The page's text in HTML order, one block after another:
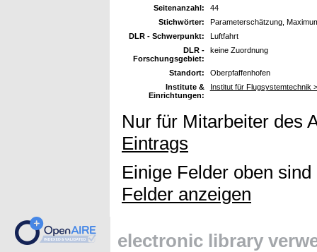
Seitenanzahl:
44
Stichwörter:
Parameterschätzung,
DLR - Schwerpunkt:
Luftfahrt
DLR -
Forschungsgebiet:
keine Zuordnung
Standort:
Oberpfaffenhofen
Institute &
Einrichtungen:
Institut für Flugsystemtechnik
Nur für Mitarbeiter des
Eintrags
Einige Felder oben
Felder anzeigen
electronic library